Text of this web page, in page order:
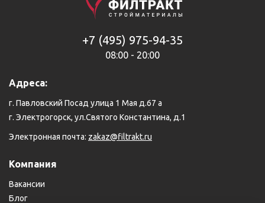
+7 (495) 975-94-35
08:00 - 20:00
Адреса:
г. Павловский Посад улица 1 Мая д.67 а
г. Электрогорск, ул.Святого Константина, д.1
Электронная почта: zakaz@filtrakt.ru
Компания
Вакансии
Блог